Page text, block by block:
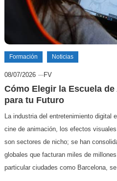
Formación Noticias
08/07/2026 FV
Cómo Elegir la Escuela
para tu Futuro
La industria del entretenimiento digital
cine de animación, los efectos
son sectores de nicho; se han
globales que facturan miles de
particular ciudades como Barcelona,